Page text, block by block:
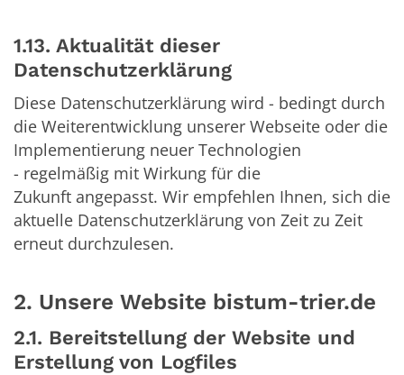
1.13. Aktualität dieser
Datenschutzerklärung
Diese Datenschutzerklärung wird - bedingt durch
die Weiterentwicklung unserer Webseite oder die
Implementierung neuer Technologien
- regelmäßig mit Wirkung für die
Zukunft angepasst. Wir empfehlen Ihnen, sich die
aktuelle Datenschutzerklärung von Zeit zu Zeit
erneut durchzulesen.
2. Unsere Website bistum-trier.de
2.1. Bereitstellung der Website und
Erstellung von Logfiles